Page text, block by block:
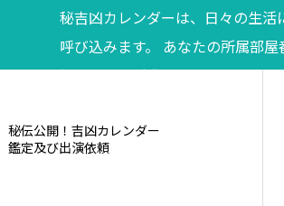
秘吉凶カレンダーは、日々の生活
呼び込みます。 あなたの所属部屋
調べてからご購入ください。
秘伝公開！吉凶カレンダー
鑑定及び出演依頼